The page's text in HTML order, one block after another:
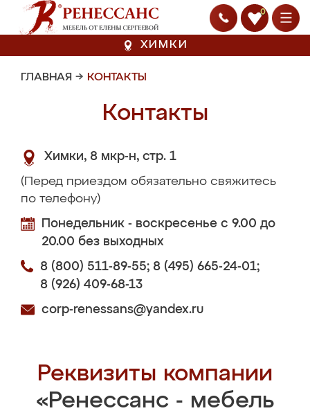
0
ХИМКИ
ГЛАВНАЯ → КОНТАКТЫ
Контакты
Химки, 8 мкр-н, стр. 1
(Перед приездом обязательно свяжитесь
по телефону)
Понедельник - воскресенье с 9.00 до
20.00 без выходных
8 (800) 511-89-55; 8 (495) 665-24-01;
8 (926) 409-68-13
corp-renessans@yandex.ru
Реквизиты компании
«Ренессанс - мебель